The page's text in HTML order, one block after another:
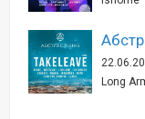
Long